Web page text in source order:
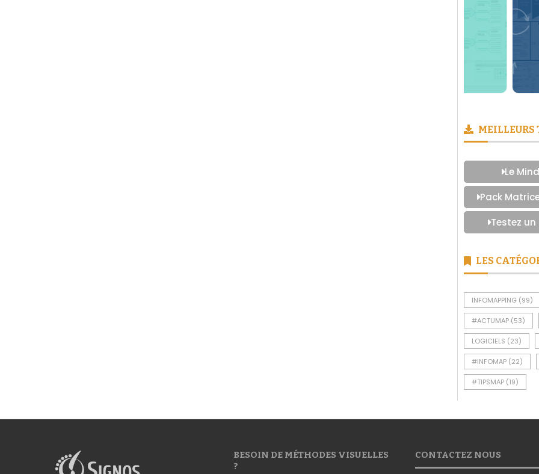
MEILLEURS
Le
Pack
Testez
LES
INFOMAPPING (99)
#ACTUMAP (53)
LOGICIELS (23)
#INFOMAP (22)
#TIPSMAP (19)
BESOIN DE MÉTHODES VISUELLES
?
CONTACTEZ NOUS